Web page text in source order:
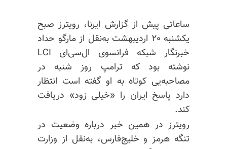
ساعاتی پیش از گزارش ایرنا، رویترز صبح
یکشنبه ۲۰ اردیبهشت به‌نقل از
مارگو حداد
خبرنگار شبکه فرانسوی ال‌سی‌ای
LCI
نوشته بود که ترامپ روز شنبه در
مصاحبه‌یی کوتاه به او گفته است انتظار
دارد پاسخ ایران را «خیلی زود» دریافت
کند.
رویترز در همین خبر درباره وضعیت در
تنگه هرمز و خلیج‌فارس، به‌نقل از وزارت